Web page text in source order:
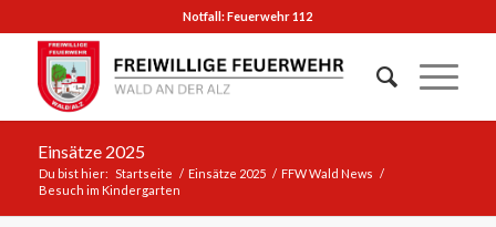
Notfall: Feuerwehr 112
Einsätze 2025
Du bist hier: Startseite / Einsätze 2025 / FFW Wald News /
Besuch im Kindergarten